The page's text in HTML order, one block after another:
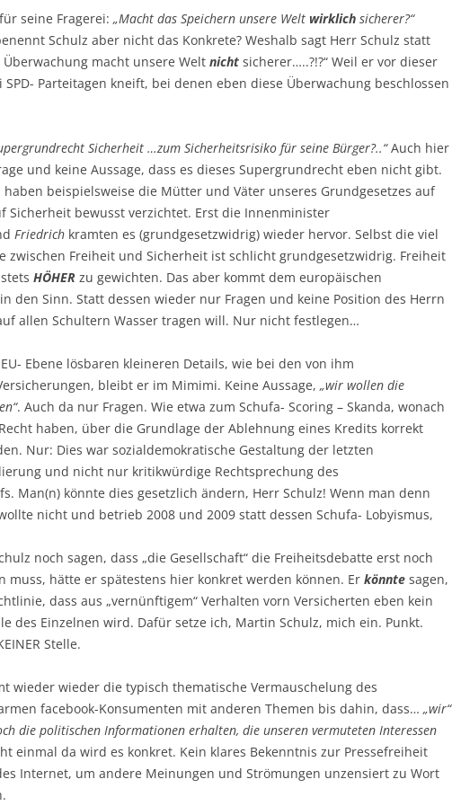
seine Fragerei: „Macht das Speichern unsere Welt wirklich sicherer?“
Schulz aber nicht das Konkrete? Weshalb sagt Herr Schulz statt
Überwachung macht unsere Welt nicht sicherer…..?!?“ Weil er vor dieser
SPD- Parteitagen kneift, bei denen eben diese Überwachung beschlossen
Sicherheit …zum Sicherheitsrisiko für seine Bürger?..“Auch hier
und keine Aussage, dass es dieses Supergrundrecht eben nicht gibt.
haben beispielsweise die Mütter und Väter unseres Grundgesetzes auf
Sicherheit bewusst verzichtet. Erst die Innenminister
Friedrich kramten es (grundgesetzwidrig) wieder hervor. Selbst die viel
zwischen Freiheit und Sicherheit ist schlicht grundgesetzwidrig. Freiheit
HÖHER zu gewichten. Das aber kommt dem europäischen
den Sinn. Statt dessen wieder nur Fragen und keine Position des Herrn
allen Schultern Wasser tragen will. Nur nicht festlegen…
Ebene lösbaren kleineren Details, wie bei den von ihm
bleibt er im Mimimi. Keine Aussage, „wir wollen die
. Auch da nur Fragen. Wie etwa zum Schufa- Scoring – Skanda, wonach
haben, über die Grundlage der Ablehnung eines Kredits korrekt
Nur: Dies war sozialdemokratische Gestaltung der letzten
und nicht nur kritikwürdige Rechtsprechung des
Man(n) könnte dies gesetzlich ändern, Herr Schulz! Wenn man denn
nicht und betrieb 2008 und 2009 statt dessen Schufa- Lobyismus,
noch sagen, dass „die Gesellschaft“ die Freiheitsdebatte erst noch
muss, hätte er spätestens hier konkret werden können. Er könnte sagen,
dass aus „vernünftigem“ Verhalten vorn Versicherten eben kein
des Einzelnen wird. Dafür setze ich, Martin Schulz, mich ein. Punkt.
Stelle.
wieder wieder die typisch thematische Vermauschelung des
facebook-Konsumenten mit anderen Themen bis dahin, dass… „wir“
die politischen Informationen erhalten, die unseren vermuteten Interessen
einmal da wird es konkret. Kein klares Bekenntnis zur Pressefreiheit
Internet, um andere Meinungen und Strömungen unzensiert zu Wort